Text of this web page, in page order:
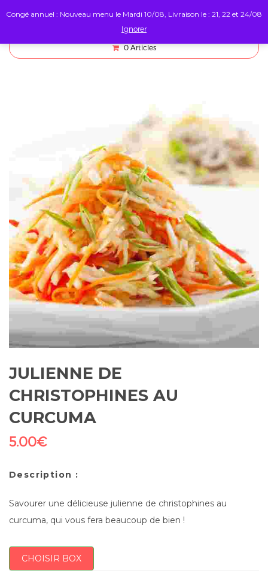
0 Articles
JULIENNE DE
CHRISTOPHINES AU
CURCUMA
5.00€
Description :
Savourer une délicieuse julienne de christophines au
curcuma, qui vous fera beaucoup de bien !
CHOISIR BOX
Congé annuel : Nouveau menu le Mardi 10/08, Livraison le : 21, 22 et 24/08
Ignorer